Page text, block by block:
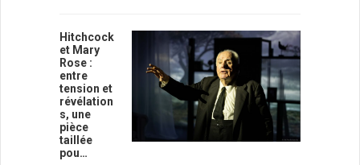
Hitchcock
et Mary
Rose :
entre
tension et
révélation
s, une
pièce
taillée
pou…